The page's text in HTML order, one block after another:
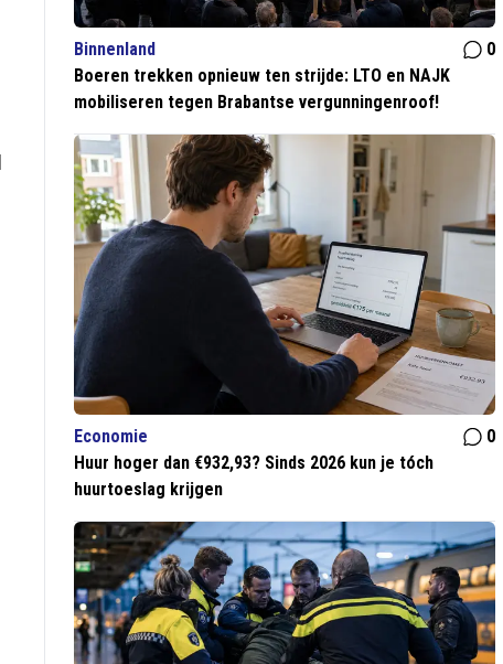
Binnenland
0
Boeren trekken opnieuw ten strijde: LTO en NAJK
mobiliseren tegen Brabantse vergunningenroof!
Economie
0
Huur hoger dan €932,93? Sinds 2026 kun je tóch
huurtoeslag krijgen